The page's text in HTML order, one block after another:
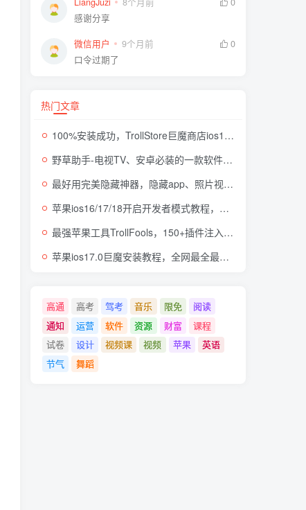
感谢分享
微信用户 9个月前
0
口令过期了
热门文章
100%安装成功，TrollStore巨魔商店ios17来了，这些系统马上起飞了
野草助手-电视TV、安卓必装的一款软件，超级好用
最好用完美隐藏神器，隐藏app、照片视频，自身伪装成计算器，完全免费无广
苹果ios16/17/18开启开发者模式教程，开发者模式有什么用
最强苹果工具TrollFools，150+插件注入，让你的iphone起飞！
苹果ios17.0巨魔安装教程，全网最全最细TrollStore巨魔商店方法，支持所有机型
高通 高考 驾考 音乐 限免
阅读
通知
运营 软件 资源 财富
课程
试卷
设计 视频课 视频 苹果
英语
节气
舞蹈